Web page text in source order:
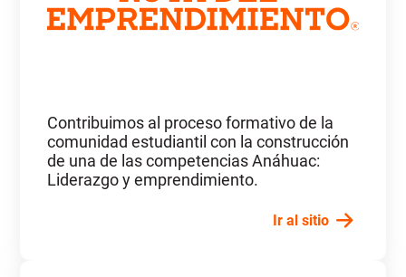
Contribuimos al proceso formativo de la
comunidad estudiantil con la construcción
de una de las competencias Anáhuac:
Liderazgo y emprendimiento.
Ir al sitio